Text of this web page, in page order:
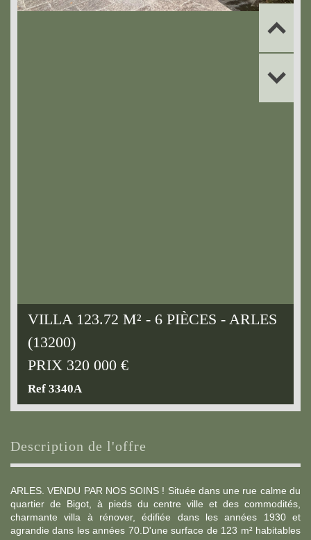
VILLA 123.72 M² - 6 PIÈCES - ARLES
(13200)
PRIX 320 000 €
Ref 3340A
description de l'offre
ARLES. VENDU PAR NOS SOINS ! Située dans une rue calme du
quartier de Bigot, à pieds du centre ville et des commodités,
charmante villa à rénover, édifiée dans les années 1930 et
agrandie dans les années 70.D'une surface de 123 m² habitables